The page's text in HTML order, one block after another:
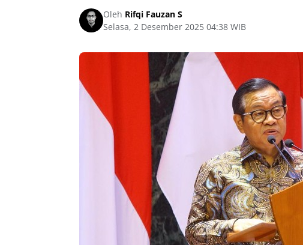
Oleh Rifqi Fauzan S
Selasa, 2 Desember 2025 04:38 WIB